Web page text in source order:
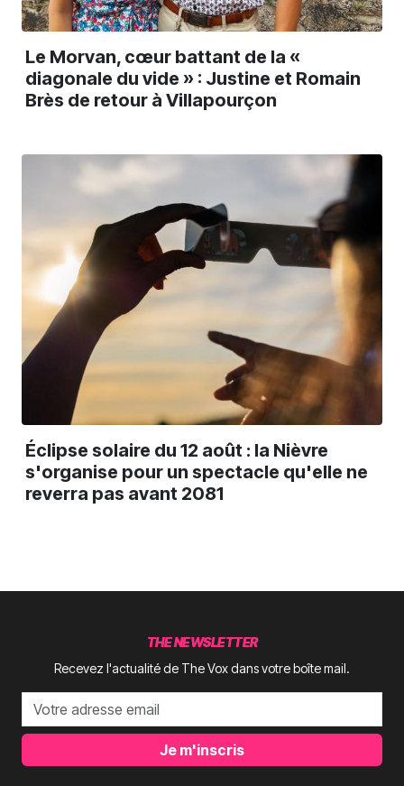
Le Morvan, cœur battant de la «
diagonale du vide » : Justine et Romain
Brès de retour à Villapourçon
Éclipse solaire du 12 août : la Nièvre
s'organise pour un spectacle qu'elle ne
reverra pas avant 2081
THE NEWSLETTER
Recevez l'actualité de The Vox dans votre boîte mail.
Je m'inscris